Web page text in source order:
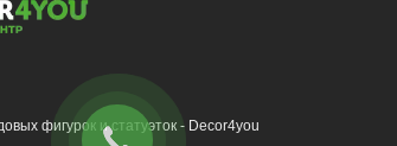
фигурок и статуэток - Decor4you